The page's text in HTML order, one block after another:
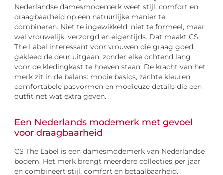
Nederlandse damesmodemerk weet stijl, comfort en
draagbaarheid op een natuurlijke manier te
combineren. Niet te ingewikkeld, niet te formeel, maar
wel vrouwelijk, verzorgd en eigentijds. Dat maakt CS
The Label interessant voor vrouwen die graag goed
gekleed de deur uitgaan, zonder elke ochtend lang
voor de kledingkast te hoeven staan. De kracht van het
merk zit in de balans: mooie basics, zachte kleuren,
comfortabele pasvormen en modieuze details die een
outfit net wat extra geven.
Een Nederlands modemerk met gevoel
voor draagbaarheid
CS The Label is een damesmodemerk van Nederlandse
bodem. Het merk brengt meerdere collecties per jaar
en combineert stijl, comfort en betaalbaarheid.